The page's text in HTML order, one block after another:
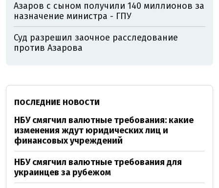
Азаров с сыном получили 140 миллионов за
назначение министра - ГПУ
Суд разрешил заочное расследование
против Азарова
ПОСЛЕДНИЕ НОВОСТИ
НБУ смягчил валютные требования: какие
изменения ждут юридических лиц и
финансовых учреждений
НБУ смягчил валютные требования для
украинцев за рубежом